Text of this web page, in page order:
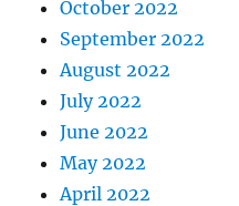
October 2022
September 2022
August 2022
July 2022
June 2022
May 2022
April 2022